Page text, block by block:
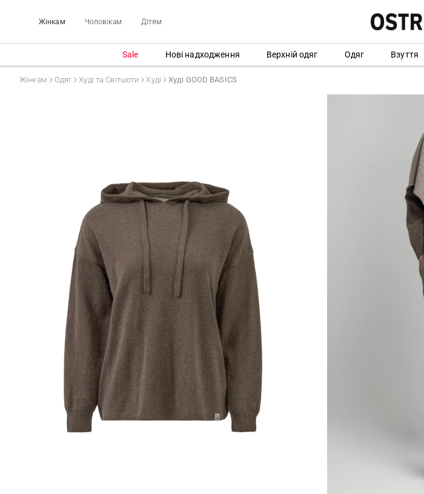
Жінкам Чоловікам Дітям
Sale Нові надходження Верхній одяг Одяг Взуття
Жінкам Одяг Худі та Світшоти Худі Худі GOOD BASICS